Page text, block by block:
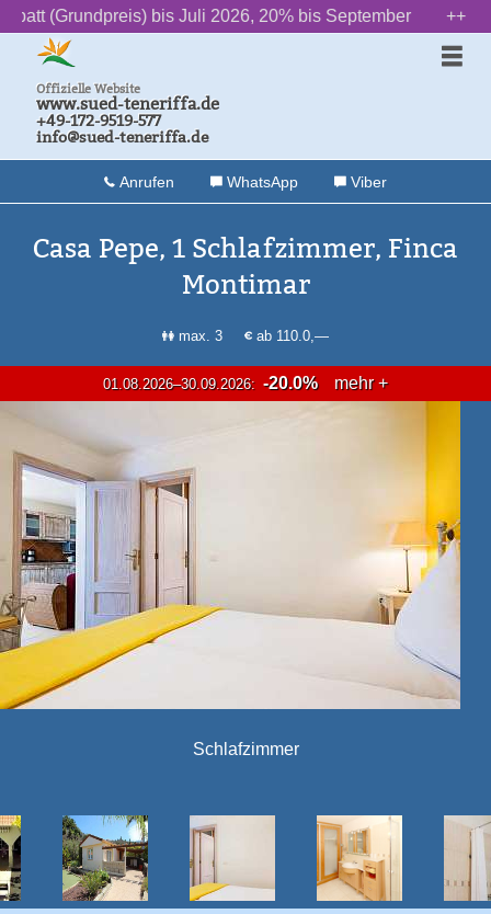
bis Juli 2026, 20% bis September‌ ‌ ‌ ‌ ‌ ‌ ++ ‌ ‌ ‌ ‌ ‌ ‌2» Das
Offizielle Website
www.sued-teneriffa.de
+49-172-9519-577
info@sued-teneriffa.de
Anrufen WhatsApp Viber
Casa Pepe, 1 Schlafzimmer, Finca
Montimar
max. 3 ab 110.0,—
01.08.2026–30.09.2026: -20.0% mehr +
Das Schlafzimmer